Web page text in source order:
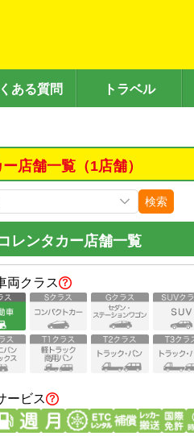
ある質問 トラベル
店舗一覧（1店舗）
検索
レンタカー店舗一覧
両クラス
ービス